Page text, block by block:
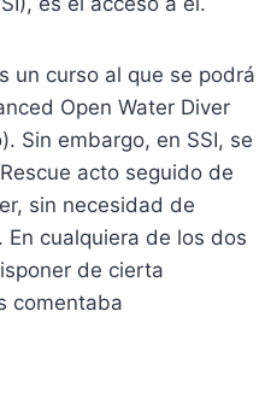
un curso al que se podrá
Open Water Diver
Sin embargo, en SSI, se
acto seguido de
sin necesidad de
cualquiera de los dos
de cierta
comentaba